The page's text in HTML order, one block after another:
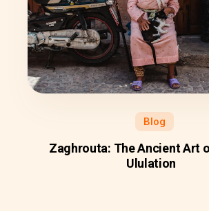
Blog
Zaghrouta: The Ancient Art
Ululation